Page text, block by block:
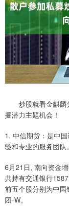
炒股就看金麒麟
掘潜力主题机会！
1. 中信期货：是中
验和专业的服务团队。
6月21日, 南向资金
共持有交通银行
前五个股分别为中
团-W。